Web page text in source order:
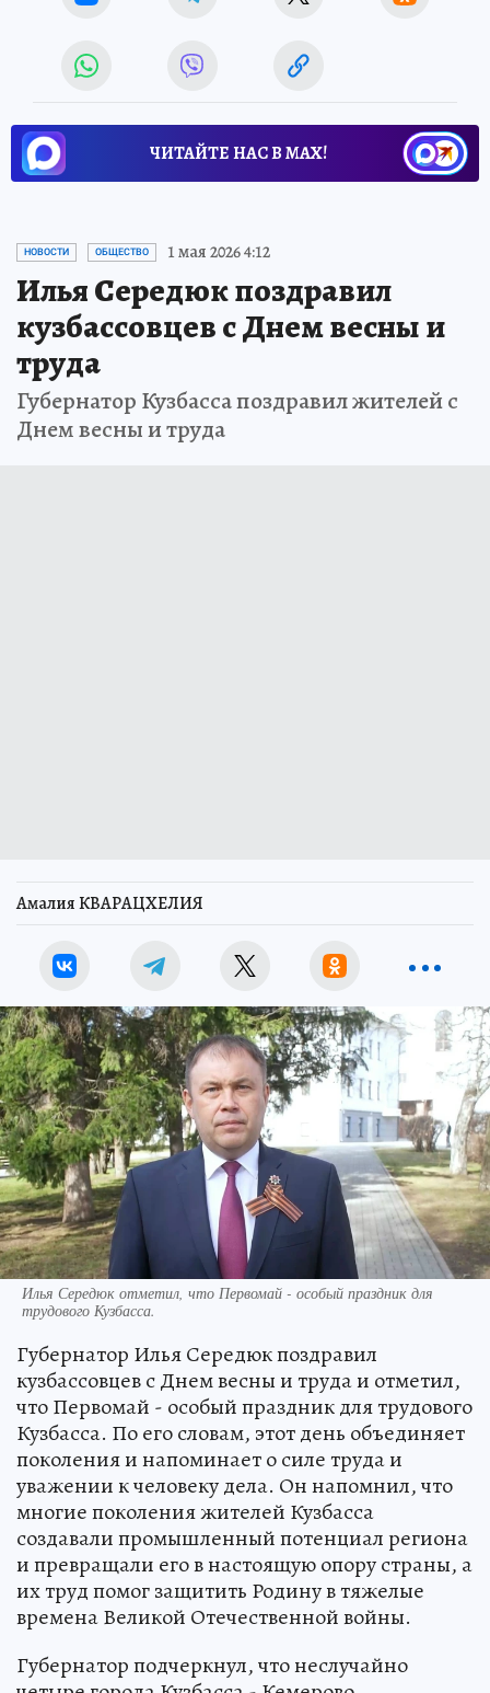
ЧИТАЙТЕ НАС В МАХ!
НОВОСТИ ОБЩЕСТВО 1 мая 2026 4:12
Илья Середюк поздравил
кузбассовцев с Днем весны и
труда
Губернатор Кузбасса поздравил жителей с
Днем весны и труда
Амалия КВАРАЦХЕЛИЯ
Илья Середюк отметил, что Первомай - особый праздник для
трудового Кузбасса.
Губернатор Илья Середюк поздравил
кузбассовцев с Днем весны и труда и отметил,
что Первомай - особый праздник для трудового
Кузбасса. По его словам, этот день объединяет
поколения и напоминает о силе труда и
уважении к человеку дела. Он напомнил, что
многие поколения жителей Кузбасса
создавали промышленный потенциал региона
и превращали его в настоящую опору страны, а
их труд помог защитить Родину в тяжелые
времена Великой Отечественной войны.
Губернатор подчеркнул, что неслучайно